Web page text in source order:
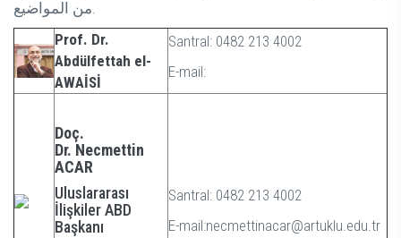
من المواضيع.
Prof. Dr.
Abdülfettah el-
AWAİSİ
Santral: 0482 213 4002
E-mail:
Doç.
Dr. Necmettin
ACAR
Uluslararası
İlişkiler ABD
Başkanı
Santral: 0482 213 4002
E-mail:necmettinacar@artuklu.edu.tr